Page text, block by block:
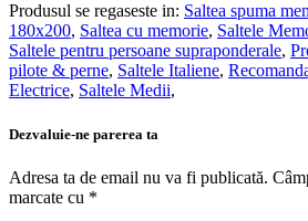
Produsul se regaseste in: Saltea spuma
180x200, Saltea cu memorie, Saltele
Saltele pentru persoane supraponderale,
pilote & perne, Saltele Italiene,
Electrice, Saltele Medii,
Dezvaluie-ne parerea ta
Adresa ta de email nu va fi publicată.
marcate cu *